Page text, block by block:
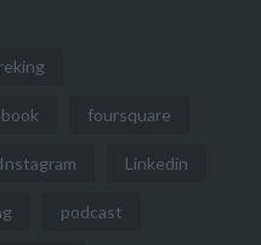
foursquare
Instagram Linkedin
podcast